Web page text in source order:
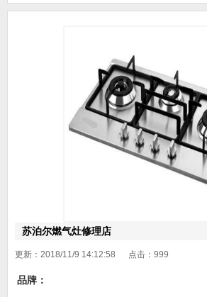
苏泊尔燃气灶修理店
更新：2018/11/9 14:12:58 点击： 999
品牌：